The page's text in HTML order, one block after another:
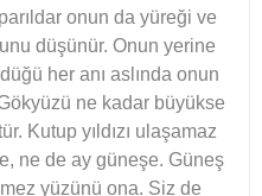
onun da yüreği ve
düşünür. Onun yerine
her anı aslında onun
ne kadar büyükse
Kutup yıldızı ulaşamaz
ne de ay güneşe. Güneş
yüzünü ona. Siz de